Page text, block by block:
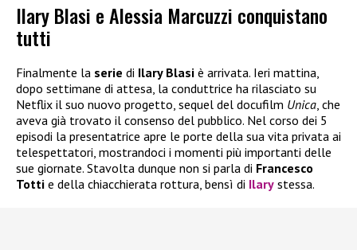
Ilary Blasi e Alessia Marcuzzi conquistano
tutti
Finalmente la serie di Ilary Blasi è arrivata. Ieri mattina,
dopo settimane di attesa, la conduttrice ha rilasciato su
Netflix il suo nuovo progetto, sequel del docufilm Unica, che
aveva già trovato il consenso del pubblico. Nel corso dei 5
episodi la presentatrice apre le porte della sua vita privata ai
telespettatori, mostrandoci i momenti più importanti delle
sue giornate. Stavolta dunque non si parla di Francesco
Totti e della chiacchierata rottura, bensì di Ilary stessa.